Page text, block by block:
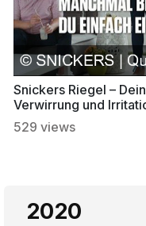
Snickers Riegel –
Verwirrung und
529 views
2020